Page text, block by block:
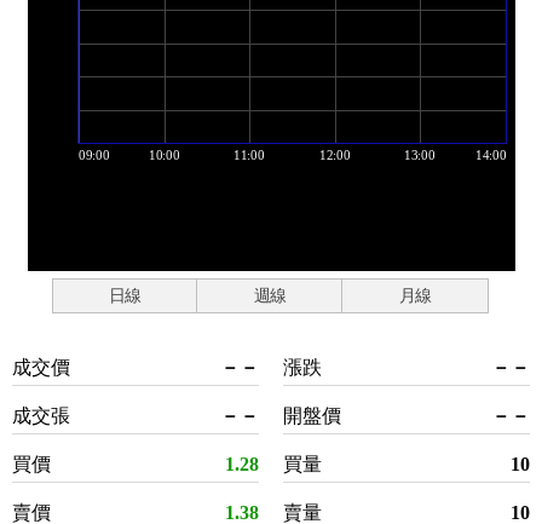
日線 週線 月線
成交價 －－
成交張 －－
買價 1.28
賣價 1.38
漲跌 －－
開盤價 －－
買量 10
賣量 10